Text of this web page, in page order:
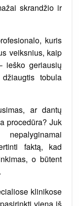
skrandžio ir
kuris
veiksnius, kaip
ieško geriausių
tobula
ar dantų
procedūra? Juk
faktą, kad
o būtent
klinikose
vieną iš